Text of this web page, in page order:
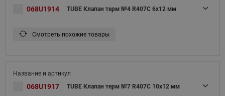
068U1914 TUBE Клапан терм №4 R407C 6x12 мм
Смотреть похожие товары
068U1917 TUBE Клапан терм №7 R407C 10x12 мм